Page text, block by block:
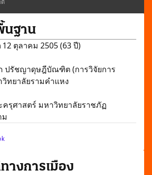
นฐาน
12 ตุลาคม 2505 (63 ปี)
ปรัชญาดุษฎีบัณฑิต (การวิจัยการ
ทยาลัยรามคำแหง
รุศาสตร์ มหาวิทยาลัยราชภัฏ
างการเมือง